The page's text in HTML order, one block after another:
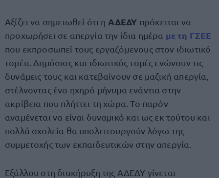
Αξίζει να σημειωθεί ότι η ΑΔΕΔΥ πρόκειται να
προχωρήσει σε απεργία την ίδια ημέρα με τη ΓΣΕΕ
που εκπροσωπεί τους εργαζόμενους στον ιδιωτικό
τομέα. Δημόσιος και ιδιωτικός τομές ενώνουν τις
δυνάμεις τους και κατεβαίνουν σε μαζική απεργία,
στέλνοντας ένα ηχηρό μήνυμα ενάντια στην
ακρίβεια που πλήττει τη χώρα. Το παρόν
αναμένεται να είναι δυναμικό και ως εκ τούτου και
πολλά σχολεία θα υπολειτουργούν λόγω της
συμμετοχής των εκπαιδευτικών στην απεργία.
Εξάλλου στη διακήρυξη της ΑΔΕΔΥ γίνεται